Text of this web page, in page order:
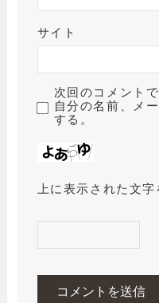
サイト
次回のコメント
自分の名前、メ
する。
上に表示された文